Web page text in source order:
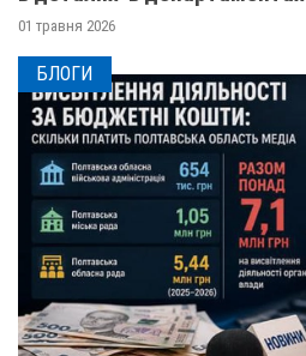
01 травня 2026
БЛОГИ